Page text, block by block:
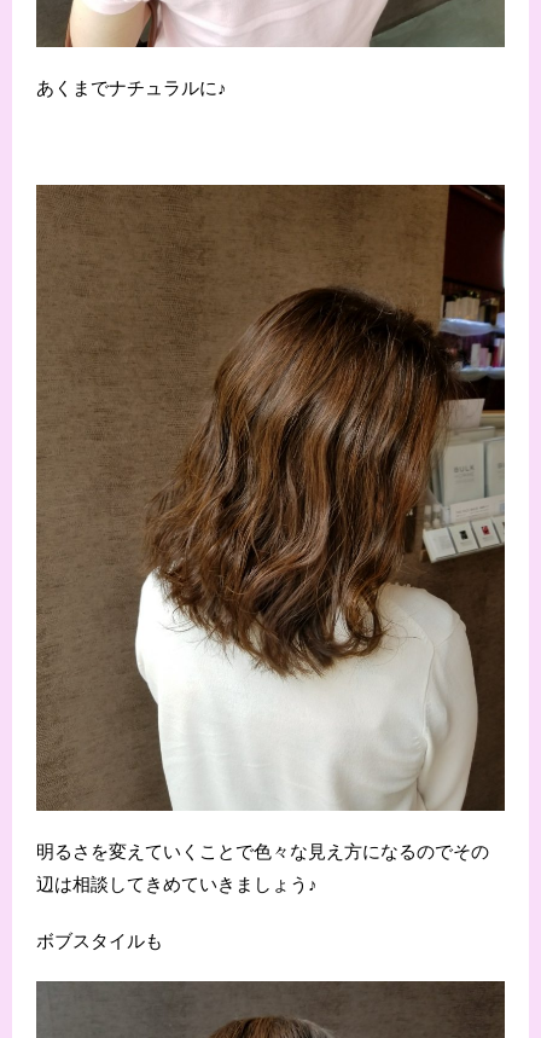
あくまでナチュラルに♪
明るさを変えていくことで色々な見え方になるのでその
辺は相談してきめていきましょう♪
ボブスタイルも